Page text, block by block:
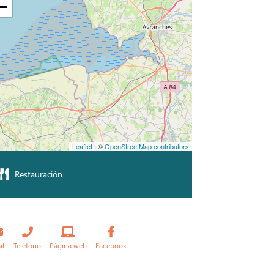
−
Leaflet| ©OpenStreetMap contributors
Restauración
Teléfono Página web Facebook